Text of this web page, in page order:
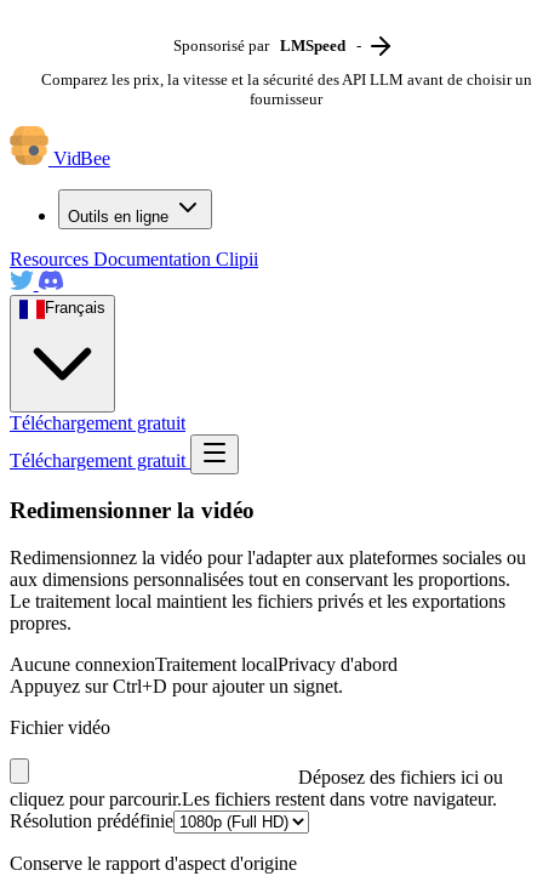
Sponsorisé par LMSpeed
-
Comparez les prix, la vitesse et la sécurité des API LLM avant de choisir un
fournisseur
VidBee
Outils en ligne
Resources Documentation Clipii
Français
Téléchargement gratuit
Téléchargement gratuit
Redimensionner la vidéo
Redimensionnez la vidéo pour l'adapter aux plateformes sociales ou
aux dimensions personnalisées tout en conservant les proportions.
Le traitement local maintient les fichiers privés et les exportations
propres.
Aucune connexionTraitement localPrivacy d'abord
Appuyez sur Ctrl+D pour ajouter un signet.
Fichier vidéo
Déposez des fichiers ici ou
cliquez pour parcourir.Les fichiers restent dans votre navigateur.
Résolution prédéfinie
Conserve le rapport d'aspect d'origine